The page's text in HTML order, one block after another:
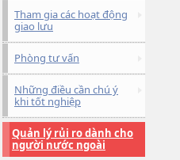
Tham gia các hoạt động
giao lưu
Phòng tư vấn
Những điều cần chú ý
khi tốt nghiệp
Quản lý rủi ro dành cho
người nước ngoài